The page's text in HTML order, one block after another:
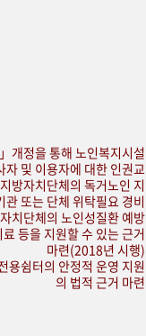
개정을 통해 노인복지시설
자 및 이용자에 대한 인권교
방자치단체의 독거노인 지
관 또는 단체 위탁필요 경비
치단체의 노인성질환 예방
등을 지원할 수 있는 근거
마련(2018년 시행)
용쉼터의 안정적 운영 지원
의 법적 근거 마련